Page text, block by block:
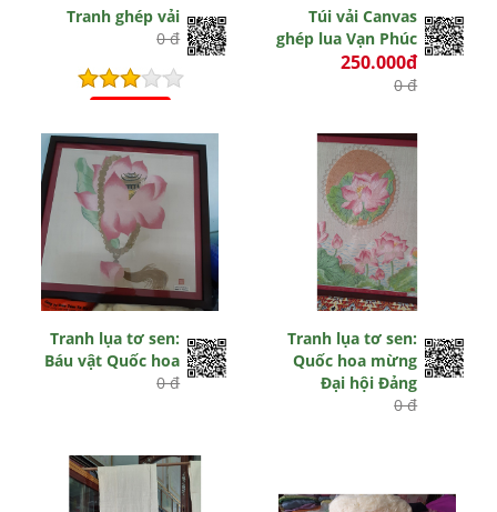
Tranh ghép vải
0 đ
Túi vải Canvas
ghép lua Vạn Phúc
250.000đ
0 đ
Hết hiệu lực
Tranh lụa tơ sen:
Báu vật Quốc hoa
0 đ
Tranh lụa tơ sen:
Quốc hoa mừng
Đại hội Đảng
0 đ